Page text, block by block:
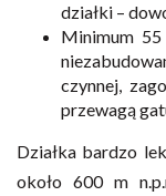
działki –
Minimum
czynnej,
przewagą
Działka bardzo
około 600 m